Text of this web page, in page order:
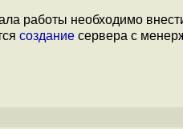
работы необходимо
создание сервера с